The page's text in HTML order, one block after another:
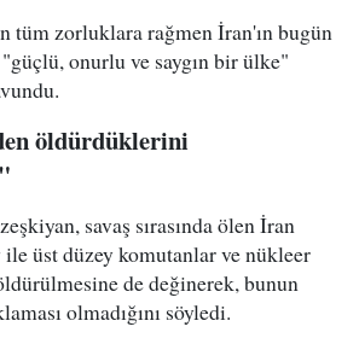
tüm zorluklara rağmen İran'ın bugün
onurlu ve saygın bir ülke"
öldürdüklerini
savaş sırasında ölen İran
üst düzey komutanlar ve nükleer
de değinerek, bunun
olmadığını söyledi.